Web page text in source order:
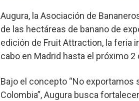
Augura, la Asociación de
de las hectáreas de banano de
edición de Fruit Attraction, la feria
cabo en Madrid hasta el próximo 2
Bajo el concepto “No exportamos
Colombia”, Augura busca